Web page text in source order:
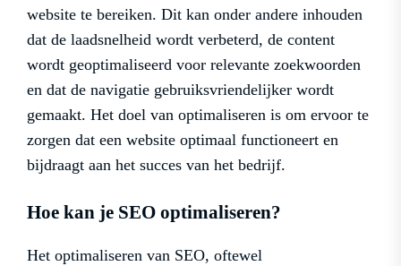
website te bereiken. Dit kan onder andere inhouden
dat de laadsnelheid wordt verbeterd, de content
wordt geoptimaliseerd voor relevante zoekwoorden
en dat de navigatie gebruiksvriendelijker wordt
gemaakt. Het doel van optimaliseren is om ervoor te
zorgen dat een website optimaal functioneert en
bijdraagt aan het succes van het bedrijf.
Hoe kan je SEO optimaliseren?
Het optimaliseren van SEO, oftewel